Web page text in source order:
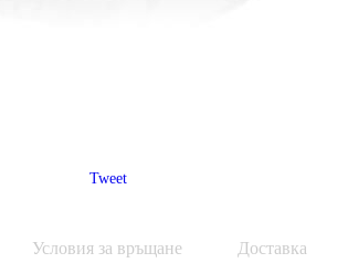
Tweet
Условия за връщане Доставка